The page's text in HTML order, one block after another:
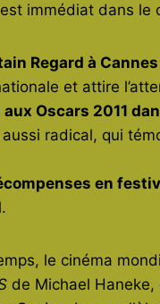
immédiat dans le
Regard à
et attire
Oscars 2011
radical, qui
en
le cinéma
de Michael